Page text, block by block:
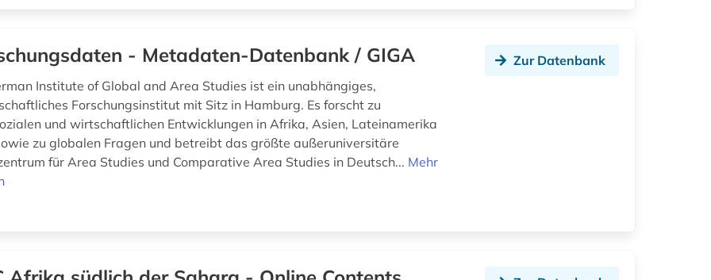
- Metadaten-Datenbank / GIGA
Institute of Global and Area Studies ist ein unabhängiges,
Forschungsinstitut mit Sitz in Hamburg. Es forscht zu
und wirtschaftlichen Entwicklungen in Afrika, Asien, Lateinamerika
zu globalen Fragen und betreibt das größte außeruniversitäre
für Area Studies und Comparative Area Studies in Deutsch... Mehr
Zur Datenbank